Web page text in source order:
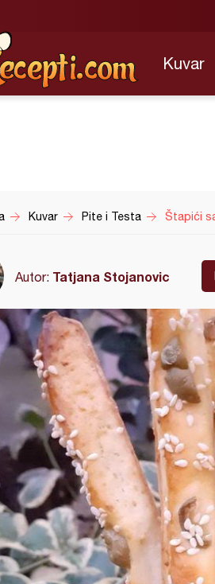
Kuvar
Kuvar Pite i Testa Štapići
Autor: Tatjana Stojanovic